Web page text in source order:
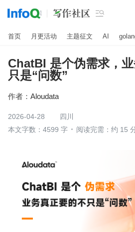

首页 月更活动 主题征文 AI
ChatBI 是个伪需求，
只是“问数”
作者： Aloudata
2026-04-28
四川
本文字数：4599 字
阅读完需：约 15